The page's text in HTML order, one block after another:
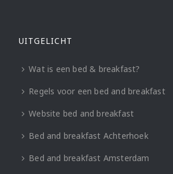
UITGELICHT
Wat is een bed & breakfast?
Regels voor een bed and breakfast
Website bed and breakfast
Bed and breakfast Achterhoek
Bed and breakfast Amsterdam